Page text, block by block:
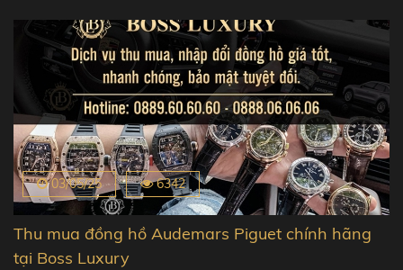
03/05/25 6342
Thu mua đồng hồ Audemars Piguet chính hãng
tại Boss Luxury